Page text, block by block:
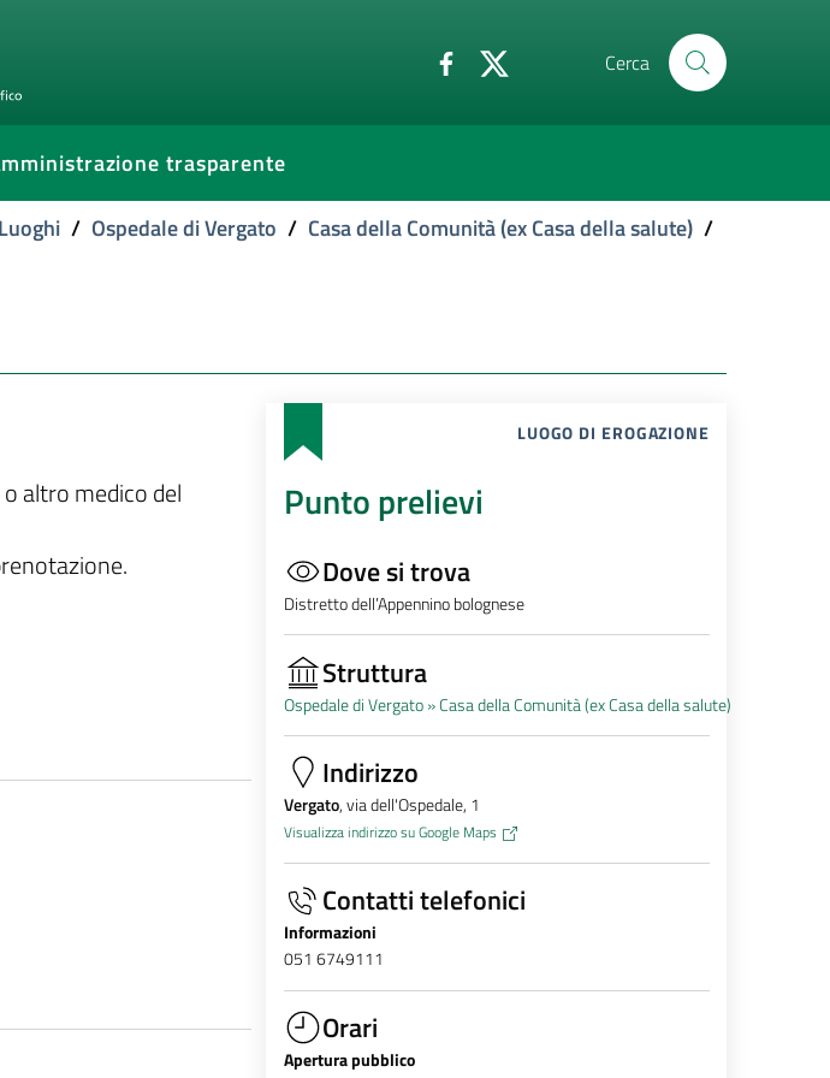
Cerca
trasparente
Luoghi / Ospedale di Vergato / Casa della Comunità (ex Casa della salute) /
altro medico del
LUOGO DI EROGAZIONE
Punto prelievi
Dove si trova
Distretto dell’Appennino bolognese
Struttura
Ospedale di Vergato »Casa della Comunità (ex Casa della salute)
Indirizzo
Vergato, via dell'Ospedale, 1
Visualizza indirizzo su Google Maps
Contatti telefonici
Informazioni
051 6749111
Orari
Apertura pubblico